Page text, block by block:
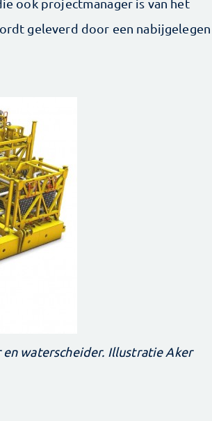
ook projectmanager is van het
geleverd door een nabijgelegen
waterscheider. Illustratie Aker